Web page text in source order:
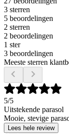
3 sterren
5 beoordelingen
2 sterren
2 beoordelingen
1 ster
3 beoordelingen
Meeste sterren
5/5
Uitstekende parasol
Mooie, stevige
Lees hele review